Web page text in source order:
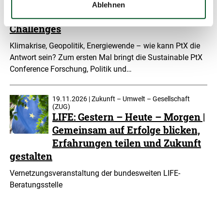
Ablehnen
Scaling PtX Amid Global
Challenges
Klimakrise, Geopolitik, Energiewende – wie kann PtX die
Antwort sein? Zum ersten Mal bringt die Sustainable PtX
Conference Forschung, Politik und…
19.11.2026 | Zukunft – Umwelt – Gesellschaft
(ZUG)
LIFE: Gestern – Heute – Morgen |
Gemeinsam auf Erfolge blicken,
Erfahrungen teilen und Zukunft
gestalten
Vernetzungsveranstaltung der bundesweiten LIFE-
Beratungsstelle